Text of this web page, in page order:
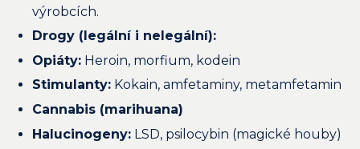
výrobcích.
Drogy (legální i nelegální):
Opiáty: Heroin, morfium, kodein
Stimulanty: Kokain, amfetaminy, metamfetamin
Cannabis (marihuana)
Halucinogeny: LSD, psilocybin (magické houby)